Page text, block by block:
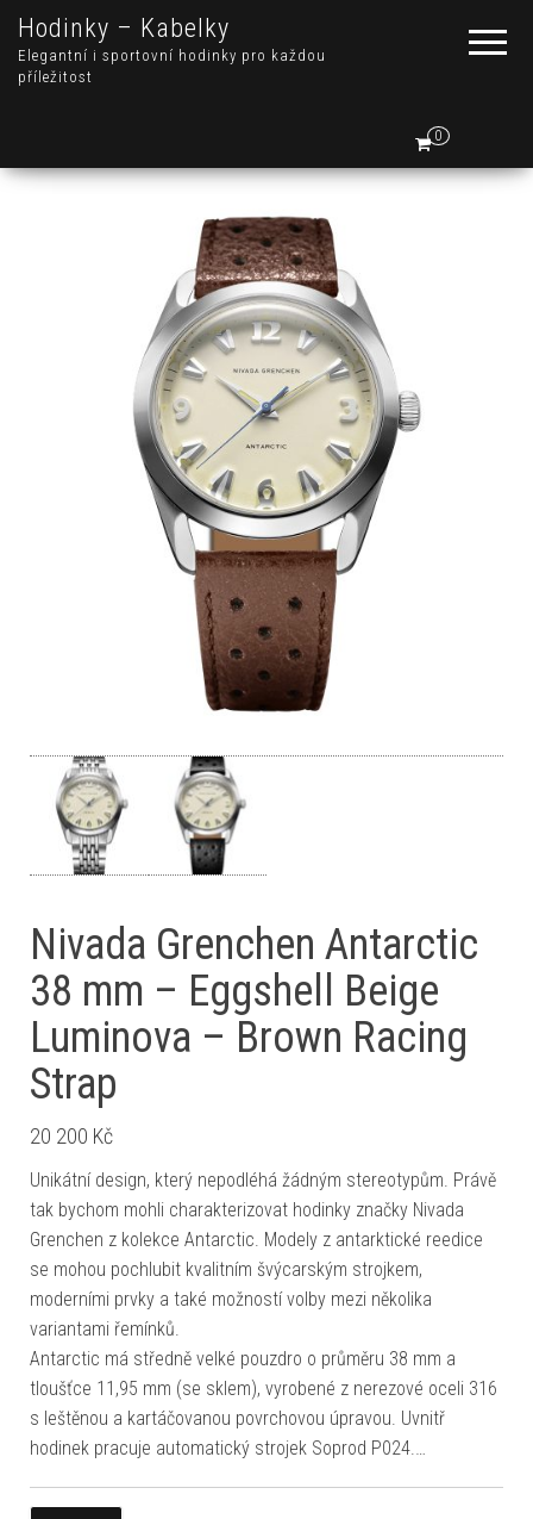
Hodinky – Kabelky
Elegantní i sportovní hodinky pro každou
příležitost
0
Nivada Grenchen Antarctic
38 mm – Eggshell Beige
Luminova – Brown Racing
Strap
20 200 Kč
Unikátní design, který nepodléhá žádným stereotypům. Právě
tak bychom mohli charakterizovat hodinky značky Nivada
Grenchen z kolekce Antarctic. Modely z antarktické reedice
se mohou pochlubit kvalitním švýcarským strojkem,
moderními prvky a také možností volby mezi několika
variantami řemínků.
Antarctic má středně velké pouzdro o průměru 38 mm a
tloušťce 11,95 mm (se sklem), vyrobené z nerezové oceli 316
s leštěnou a kartáčovanou povrchovou úpravou. Uvnitř
hodinek pracuje automatický strojek Soprod P024.…